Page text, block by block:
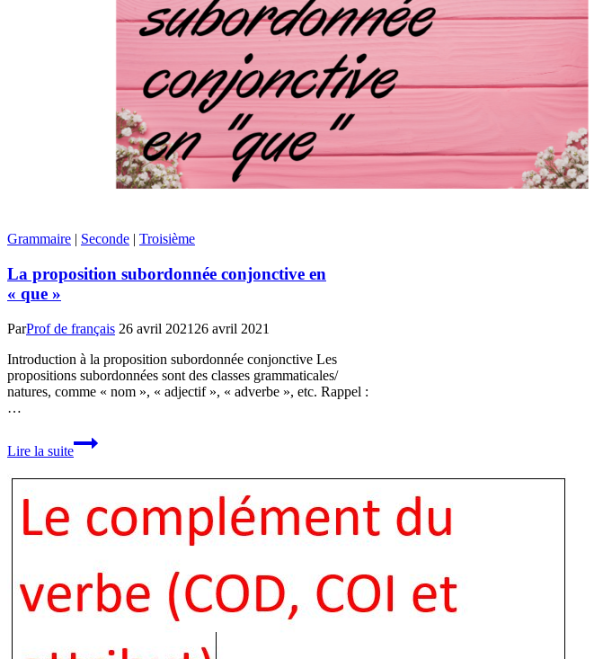
Grammaire | Seconde | Troisième
La proposition subordonnée conjonctive en
« que »
ParProf de français 26 avril 2021 26 avril 2021
Introduction à la proposition subordonnée conjonctive Les
propositions subordonnées sont des classes grammaticales/
natures, comme « nom », « adjectif », « adverbe », etc. Rappel :
…
Lire la suiteproposition
« que »